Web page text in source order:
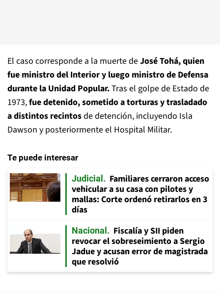
El caso corresponde a la muerte deJosé Tohá, quien
fue ministro del Interior y luego ministro de Defensa
durante la Unidad Popular.Tras el golpe de Estado de
1973,fue detenido, sometido a torturas y trasladado
a distintos recintosde detención, incluyendo Isla
Dawson y posteriormente el Hospital Militar.
Te puede interesar
Judicial
Familiares cerraron acceso
vehicular a su casa con pilotes y
mallas: Corte ordenó retirarlos en 3
días
Nacional
Fiscalía y SII piden
revocar el sobreseimiento a Sergio
Jadue y acusan error de magistrada
que resolvió